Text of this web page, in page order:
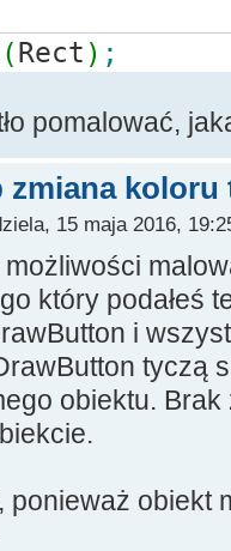
( Rect ) ;
pomalować,
koloru
15 maja 2016,
który podałeś
i
tyczą
obiektu.
ponieważ obiekt